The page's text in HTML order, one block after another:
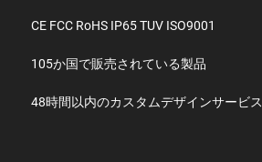
CE FCC RoHS IP65 TUV ISO9001
105か国で販売されている製品
48時間以内のカスタムデザインサービス